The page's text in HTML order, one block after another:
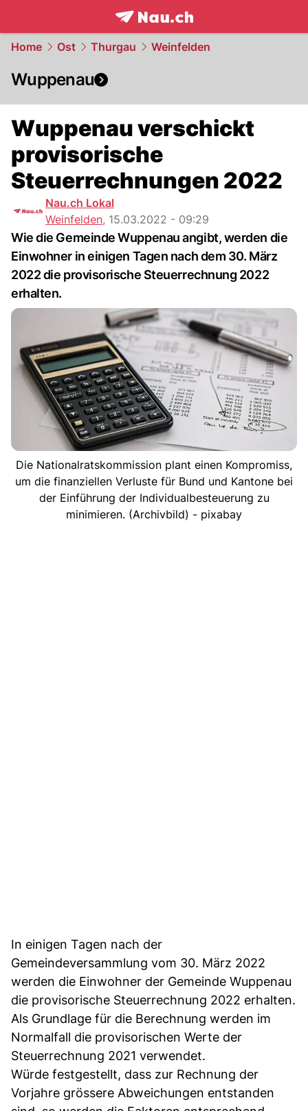
frontpage.NAU.ch
Home Ost Thurgau Weinfelden
Wuppenau
Wuppenau verschickt
provisorische
Steuerrechnungen 2022
Nau.ch Lokal
Weinfelden, 15.03.2022 - 09:29
Wie die Gemeinde Wuppenau angibt, werden die
Einwohner in einigen Tagen nach dem 30. März
2022 die provisorische Steuerrechnung 2022
erhalten.
Die Nationalratskommission plant einen Kompromiss,
um die finanziellen Verluste für Bund und Kantone bei
der Einführung der Individualbesteuerung zu
minimieren. (Archivbild) - pixabay
In einigen Tagen nach der
Gemeindeversammlung vom 30. März 2022
werden die Einwohner der Gemeinde Wuppenau
die provisorische Steuerrechnung 2022 erhalten.
Als Grundlage für die Berechnung werden im
Normalfall die provisorischen Werte der
Steuerrechnung 2021 verwendet.
Würde festgestellt, dass zur Rechnung der
Vorjahre grössere Abweichungen entstanden